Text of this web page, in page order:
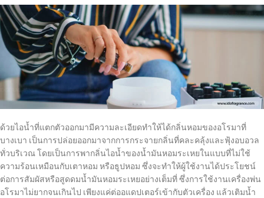
ด้วยไอน้ำที่แตกตัวออกมามีความละเอียดทำให้ได้กลิ่นหอมของอโรมาที่
บางเบา เป็นการปล่อยออกมาจากการกระจายกลิ่นที่คละคลุ้งและฟุ้งอบอวล
ทั่วบริเวณ โดยเป็นการพากลิ่นไอน้ำของน้ำมันหอมระเหยในแบบที่ไม่ใช้
ความร้อนเหมือนกับเตาหอม หรือธูปหอม ซึ่งจะทำให้ผู้ใช้งานได้ประโยชน์
ต่อการสัมผัสหรือสูดดมน้ำมันหอมระเหยอย่างเต็มที่ ซึ่งการใช้งานเครื่องพ่น
อโรมาไม่ยากจนเกินไป เพียงแค่ต่ออแดปเตอร์เข้ากับตัวเครื่อง แล้วเติมน้ำ